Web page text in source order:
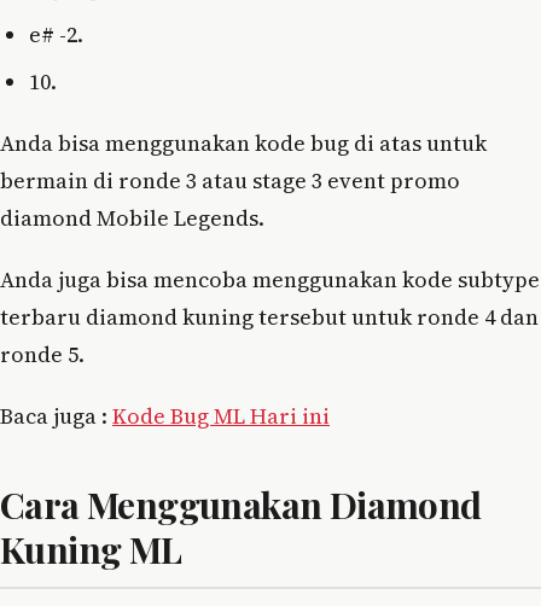
e# -2.
10.
Anda bisa menggunakan kode bug di atas untuk
bermain di ronde 3 atau stage 3 event promo
diamond Mobile Legends.
Anda juga bisa mencoba menggunakan kode subtype
terbaru diamond kuning tersebut untuk ronde 4 dan
ronde 5.
Baca juga : Kode Bug ML Hari ini
Cara Menggunakan Diamond
Kuning ML